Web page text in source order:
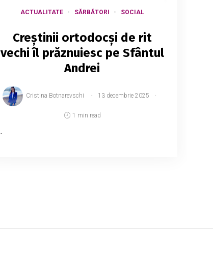
ACTUALITATE SĂRBĂTORI SOCIAL
Creștinii ortodocși de rit
vechi îl prăznuiesc pe Sfântul
Andrei
Cristina Botnarevschi 13 decembrie 2025
1 min read